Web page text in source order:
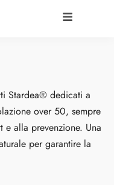
Stardea® dedicati a
over 50, sempre
e alla prevenzione. Una
per garantire la